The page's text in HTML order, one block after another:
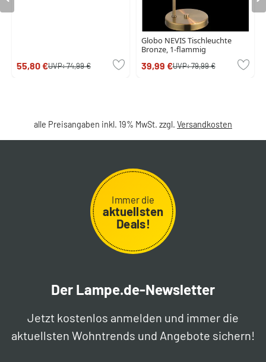
55,80 €UVP:74,99 €
Globo NEVIS Tischleuchte
Bronze, 1-flammig
39,99 €UVP:79,99 €
alle Preisangaben inkl. 19% MwSt. zzgl. Versandkosten
Immer die
aktuellsten
Deals!
Der Lampe.de-Newsletter
Jetzt kostenlos anmelden und immer die
aktuellsten Wohntrends und Angebote sichern!